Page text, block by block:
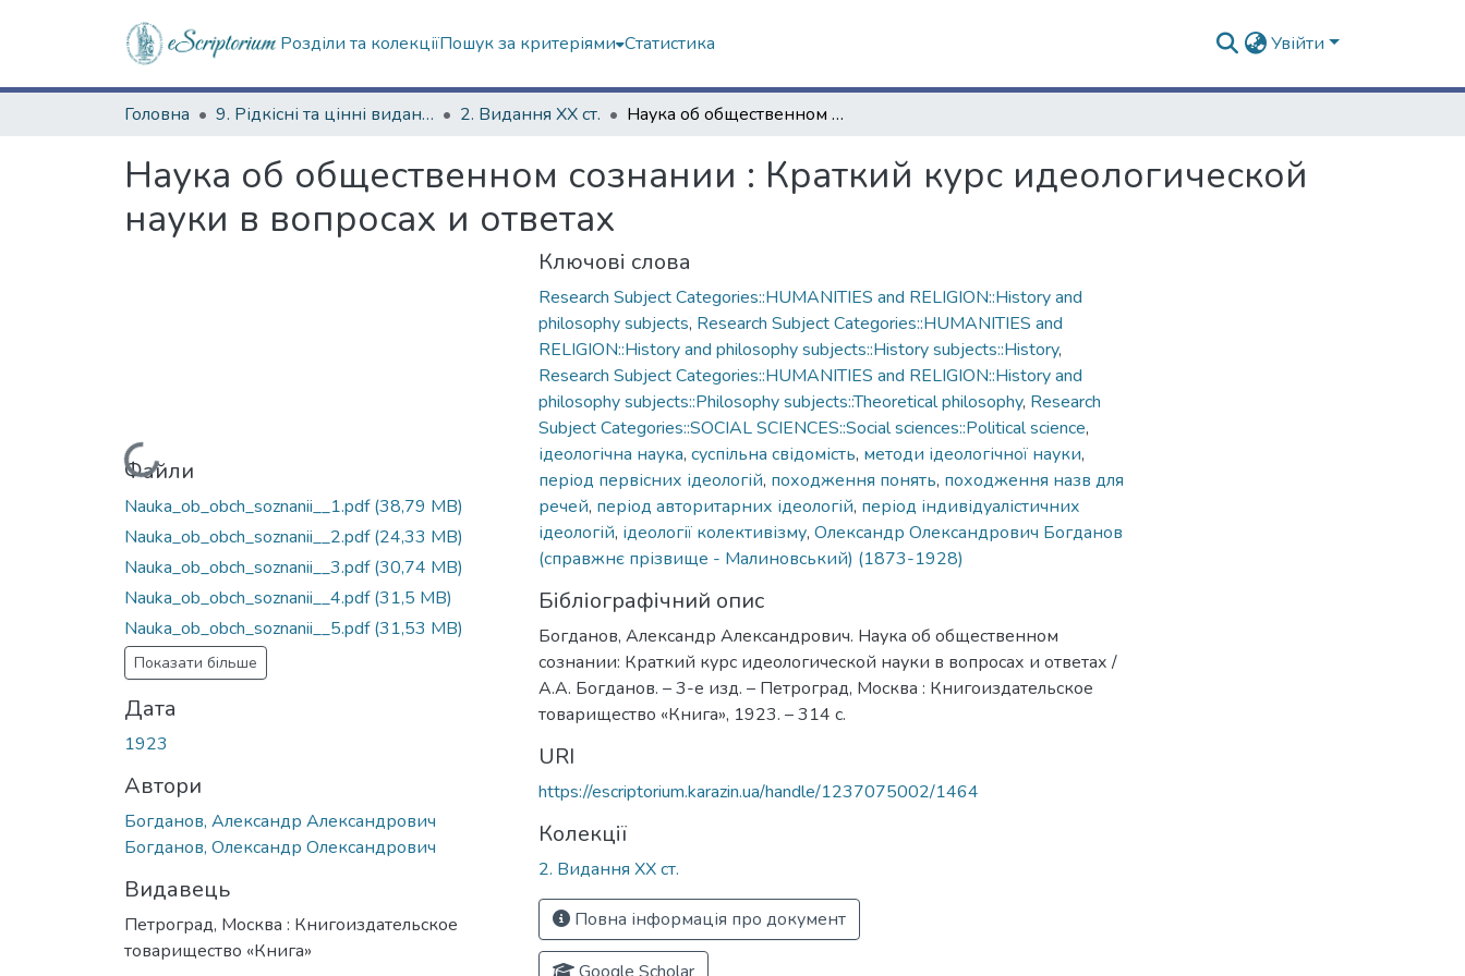
Розділи та колекціїПошук за критеріями Статистика Увійти
Головна 9. Рідкісні та цінні видання 2. Видання ХХ ст. Наука об общественном сознании : Краткий курс идеологической науки в вопросах и ответах
Наука об общественном сознании : Краткий курс идеологической
науки в вопросах и ответах
Вантажиться...
Файли
Nauka_ob_obch_soznanii__1.pdf(38,79 MB)
Nauka_ob_obch_soznanii__2.pdf(24,33 MB)
Nauka_ob_obch_soznanii__3.pdf(30,74 MB)
Nauka_ob_obch_soznanii__4.pdf(31,5 MB)
Nauka_ob_obch_soznanii__5.pdf(31,53 MB)
Показати більше
Дата
1923
Автори
Богданов, Александр Александрович
Богданов, Олександр Олександрович
Видавець
Петроград, Москва : Книгоиздательское
товарищество «Книга»
Ключові слова
Research Subject Categories::HUMANITIES and RELIGION::History and
philosophy subjects, Research Subject Categories::HUMANITIES and
RELIGION::History and philosophy subjects::History subjects::History,
Research Subject Categories::HUMANITIES and RELIGION::History and
philosophy subjects::Philosophy subjects::Theoretical philosophy, Research
Subject Categories::SOCIAL SCIENCES::Social sciences::Political science,
ідеологічна наука, суспільна свідомість, методи ідеологічної науки,
період первісних ідеологій, походження понять, походження назв для
речей, період авторитарних ідеологій, період індивідуалістичних
ідеологій, ідеології колективізму, Олександр Олександрович Богданов
(справжнє прізвище - Малиновський) (1873-1928)
Бібліографічний опис
Богданов, Александр Александрович. Наука об общественном
сознании: Краткий курс идеологической науки в вопросах и ответах /
А.А. Богданов. – 3-е изд. – Петроград, Москва : Книгоиздательское
товарищество «Книга», 1923. – 314 с.
URI
https://escriptorium.karazin.ua/handle/1237075002/1464
Колекції
2. Видання ХХ ст.
Повна інформація про документ